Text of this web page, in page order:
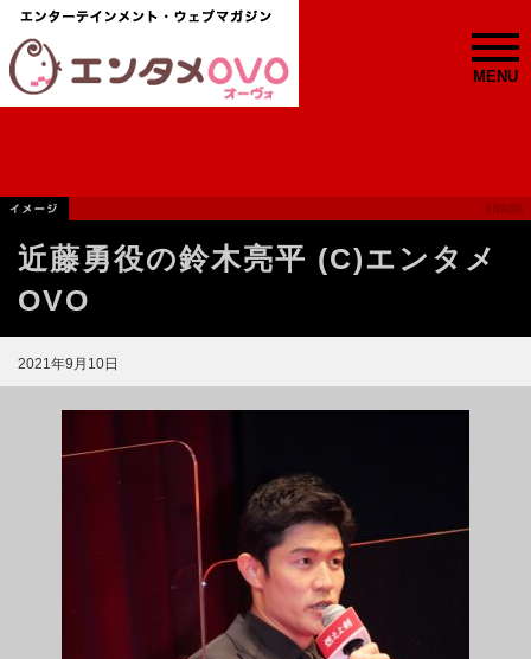
MENU
近藤勇役の鈴木亮平 (C)エンタメ
OVO
2021年9月10日